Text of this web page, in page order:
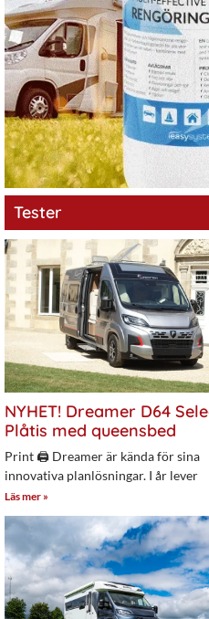
Tester
NYHET! Dreamer D64
Plåtis med queensbed
Print 🖨 Dreamer är kända för sina
innovativa planlösningar. I år lever
Läs mer »